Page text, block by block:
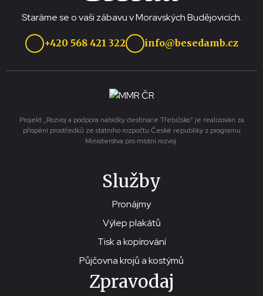
Staráme se o vaši zábavu v Moravských Budějovicích.
+420 568 421 322 info@besedamb.cz
Projekt „Rozvoj a podpora nabídky destinace Třebíčsko“ je realizován za
přispění prostředků ze státního rozpočtu České republiky z programu
Ministerstva pro místní rozvoj.
Služby
Pronájmy
Výlep plakátů
Tisk a kopírování
Půjčovna krojů a kostýmů
Zpravodaj